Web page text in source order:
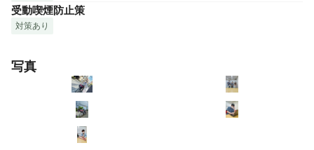
受動喫煙防止策
対策あり
写真